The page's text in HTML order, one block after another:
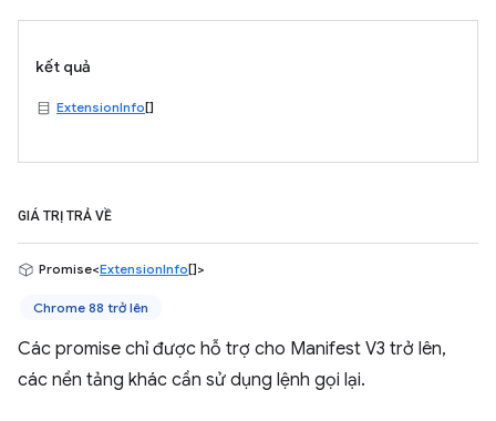
kết quả
ExtensionInfo[]
GIÁ TRỊ TRẢ VỀ
Promise<ExtensionInfo[]>
Chrome 88 trở lên
Các promise chỉ được hỗ trợ cho Manifest V3 trở lên,
các nền tảng khác cần sử dụng lệnh gọi lại.